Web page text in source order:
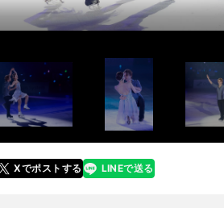
Xでポストする
line LINEで送る